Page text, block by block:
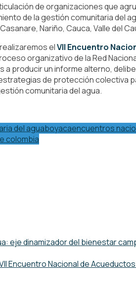
de organizaciones que
de la gestión comunitaria del
Nariño, Cauca, Valle del
elVII Encuentro
organizativo de la Red
a producir un informe alterno,
de protección colectiva
comunitaria del agua.
del aguaboyacaencuentros
colombia
eje dinamizador del bienestar
Encuentro Nacional de